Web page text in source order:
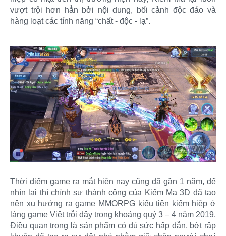
vượt trội hơn hẳn bởi nội dung, bối cảnh độc đáo và
hàng loạt các tính năng “chất - độc - lạ”.
Thời điểm game ra mắt hiện nay cũng đã gần 1 năm, để
nhìn lại thì chính sự thành công của Kiếm Ma 3D đã tạo
nên xu hướng ra game MMORPG kiểu tiên kiếm hiệp ở
làng game Việt trỗi dậy trong khoảng quý 3 – 4 năm 2019.
Điều quan trọng là sản phẩm có đủ sức hấp dẫn, bớt rập